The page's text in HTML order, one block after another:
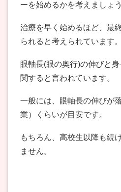
ーを始めるかを考えましょう
治療を早く始めるほど、最
られると考えられています。
眼軸長(眼の奥行)の伸びと
関すると言われています。
一般には、眼軸長の伸びが
業）くらいが目安です。
もちろん、高校生以降も続
ません。